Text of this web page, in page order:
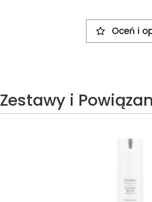
Oceń i
Zestawy i